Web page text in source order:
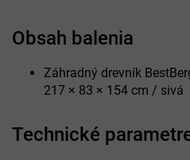
Technické
Obsah balenia
Záhradný drevník
217 × 83 × 154 cm / sivá